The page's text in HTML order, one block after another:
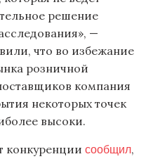
решение
—
что во избежание
розничной
компания
некоторых точек
высоки.
конкуренции сообщил,